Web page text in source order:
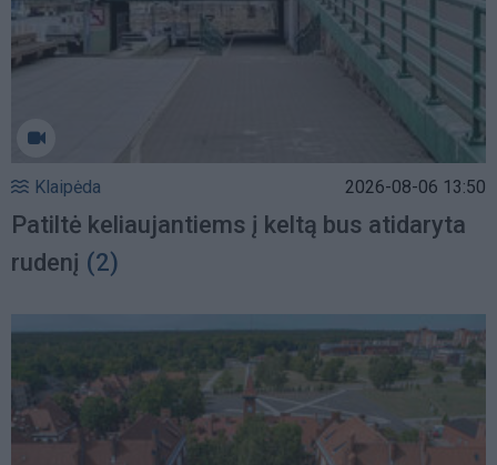
Klaipėda 2026-08-06 13:50
Patiltė keliaujantiems į keltą bus atidaryta
rudenį (2)